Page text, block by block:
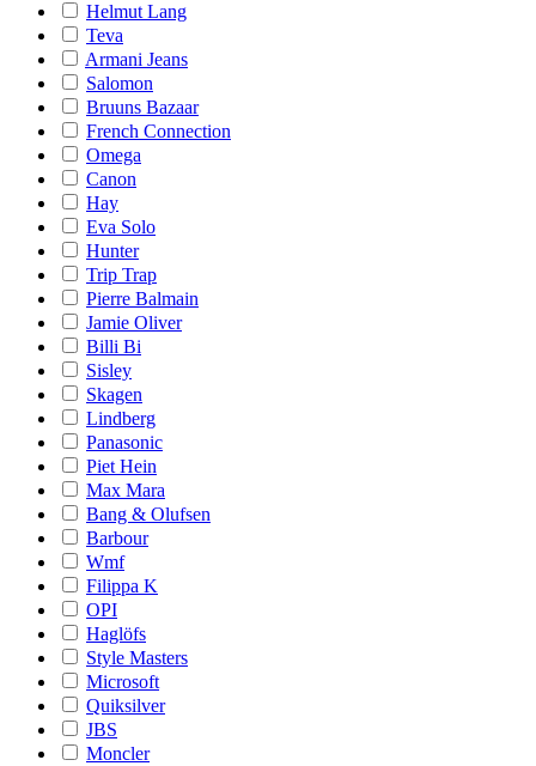
Helmut Lang
Teva
Armani Jeans
Salomon
Bruuns Bazaar
French Connection
Omega
Canon
Hay
Eva Solo
Hunter
Trip Trap
Pierre Balmain
Jamie Oliver
Billi Bi
Sisley
Skagen
Lindberg
Panasonic
Piet Hein
Max Mara
Bang & Olufsen
Barbour
Wmf
Filippa K
OPI
Haglöfs
Style Masters
Microsoft
Quiksilver
JBS
Moncler